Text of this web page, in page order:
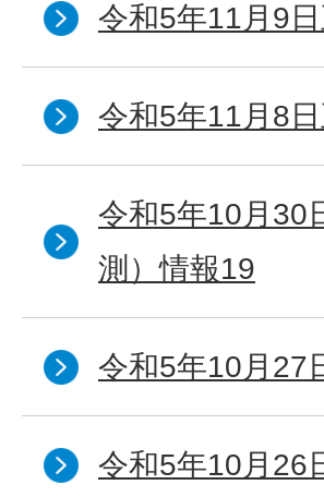
令和5年11月9
令和5年11月8
令和5年10月30
測）情報19
令和5年10月27
令和5年10月26